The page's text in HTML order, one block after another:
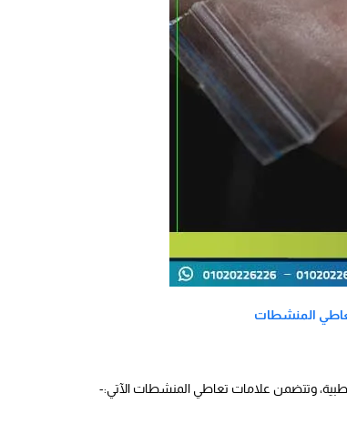
المنشطات
وتتضمن علامات تعاطي المنشطات الآتي:-